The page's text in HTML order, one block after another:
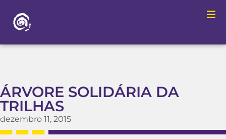
ÁRVORE SOLIDÁRIA DA
TRILHAS
dezembro 11, 2015